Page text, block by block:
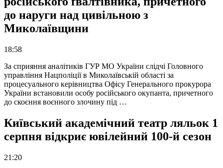
до наруги над цивільною з
Миколаївщини
18:58
За сприяння аналітиків ГУР МО України слідчі Головного
управління Нацполіції в Миколаївській області за
процесуального керівництва Офісу Генерального прокурора
України встановили особу російського окупанта, причетного
до скоєння воєнного злочину під …
Київський академічний театр ляльок 1
серпня відкриє ювілейний 100-й сезон
21:20